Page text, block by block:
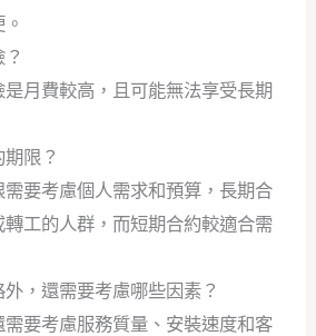
月費較高，且可能無法享受長期
限？
要考慮個人需求和預算，長期合
工的人群，而短期合約較適合需
，還需要考慮哪些因素？
要考慮服務質量、安裝速度和客